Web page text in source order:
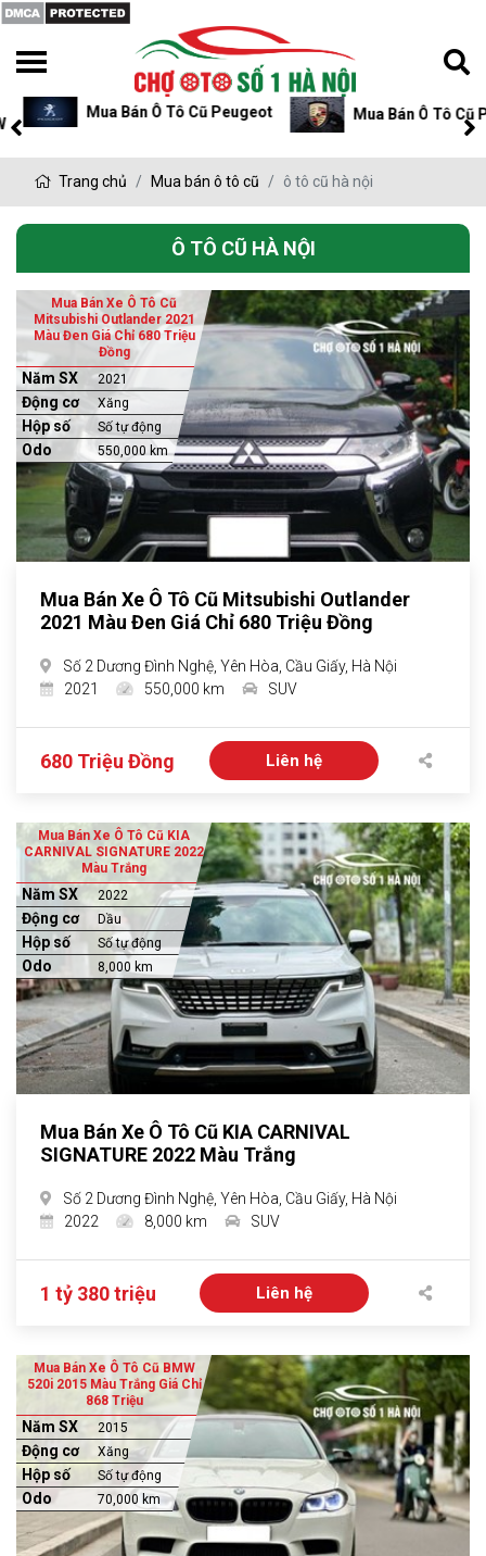
Mua Bán Ô Tô Cũ Peugeot Mua Bán Ô Tô Cũ
Trang chủ Mua bán ô tô cũ ô tô cũ hà nội
Ô TÔ CŨ HÀ NỘI
Mua Bán Xe Ô Tô Cũ
Mitsubishi Outlander 2021
Màu Đen Giá Chỉ 680 Triệu
Đồng
Năm SX 2021
Động cơ Xăng
Hộp số Số tự động
Odo 550,000 km
Mua Bán Xe Ô Tô Cũ Mitsubishi Outlander
2021 Màu Đen Giá Chỉ 680 Triệu Đồng
Số 2 Dương Đình Nghệ, Yên Hòa, Cầu Giấy, Hà Nội
2021
550,000 km SUV
680 Triệu Đồng Liên hệ
Mua Bán Xe Ô Tô Cũ KIA
CARNIVAL SIGNATURE 2022
Màu Trắng
Năm SX 2022
Động cơ Dầu
Hộp số Số tự động
Odo 8,000 km
Mua Bán Xe Ô Tô Cũ KIA CARNIVAL
SIGNATURE 2022 Màu Trắng
Số 2 Dương Đình Nghệ, Yên Hòa, Cầu Giấy, Hà Nội
2022
8,000 km SUV
1 tỷ 380 triệu Liên hệ
Mua Bán Xe Ô Tô Cũ BMW
520i 2015 Màu Trắng Giá Chỉ
868 Triệu
Năm SX 2015
Động cơ Xăng
Hộp số Số tự động
Odo 70,000 km